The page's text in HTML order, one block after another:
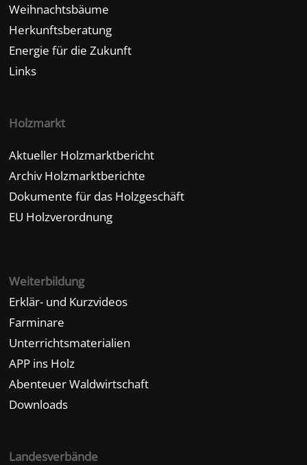
Weihnachtsbäume
Herkunftsberatung
Energie für die Zukunft
Links
Holzmarkt
Aktueller Holzmarktbericht
Archiv Holzmarktberichte
Dokumente für das Holzgeschäft
EU Holzverordnung
Weiterbildung
Erklär- und Kurzvideos
Farminare
Unterrichtsmaterialien
APP ins Holz
Abenteuer Waldwirtschaft
Downloads
Landesverbände